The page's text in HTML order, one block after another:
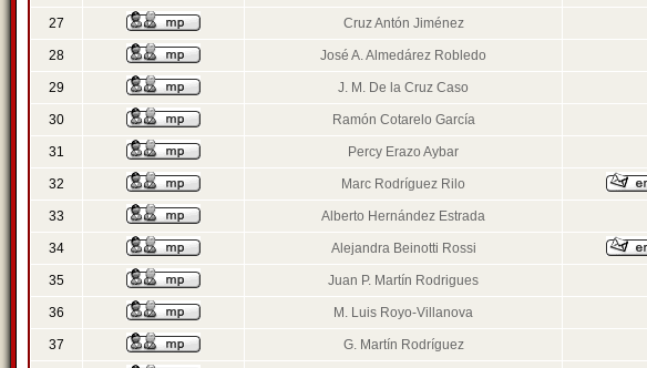
27 Cruz Antón Jiménez
28 José A. Almedárez Robledo
29 J. M. De la Cruz Caso
30 Ramón Cotarelo García
31 Percy Erazo Aybar
32 Marc Rodríguez Rilo
33 Alberto Hernández Estrada
34 Alejandra Beinotti Rossi
35 Juan P. Martín Rodrigues
36 M. Luis Royo-Villanova
37 G. Martín Rodríguez